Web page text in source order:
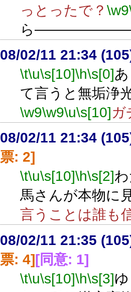
っとったで？ \w9
ら
08/02/11 21:34
\t\u\s[10]\h\s[0]
て言うと無垢浄
\w9\w9\u\s[10]ガ
08/02/11 21:34
票: 2]
\t\u\s[10]\h\s[2]
馬さんが本物に
言うことは誰も
08/02/11 21:35
票: 4][同意: 1]
\t\u\s[10]\h\s[3]